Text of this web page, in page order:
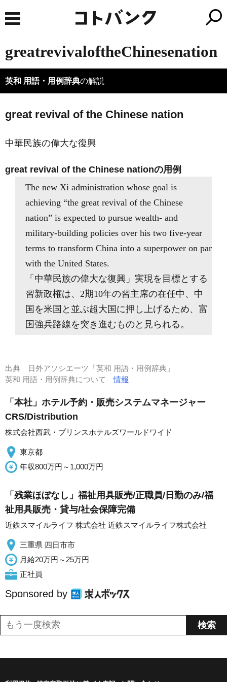
greatrevivaloftheChinesenation
英和 用語・用例辞典の解説
great revival of the Chinese nation
中華民族の偉大な復興
great revival of the Chinese nationの用例
The new Xi administration whose goal is
achieving “the great revival of the Chinese
nation” is expected to pursue wealth- and
military-building policies over his two five-year
terms to transform China into a superpower on par
with the United States.
「中華民族の偉大な復興」実現を目標とする
習新政権は、2期10年の習主席の在任中、中
国を米国と並ぶ超大国に押し上げるため、富
国強兵路線を突き進むものと見られる。
出典
日外アソシエーツ「英和 用語・用例辞典」
英和 用語・用例辞典について情報
「本社」ホテル予約・販売システムマネージャー
CRS/Distribution
株式会社西武・プリンスホテルズワールドワイド
東京都
年収800万円～1,000万円
「残業ほぼなし」福祉用具販売/正職員/日勤のみ/福
祉用具販売・貸与/社会保障完備
近鉄スマイルライフ 株式会社 近鉄スマイルライフ株式会社
三重県 四日市市
月給20万円～25万円
正社員
Sponsored by